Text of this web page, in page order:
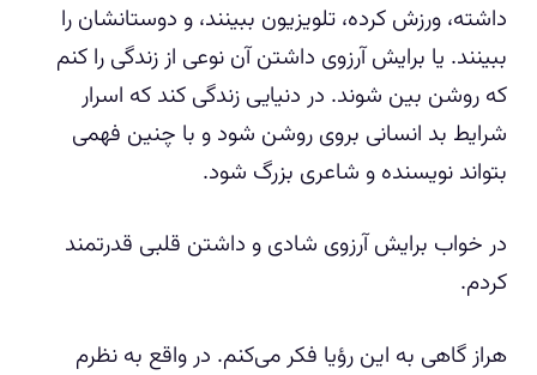
داشته، ورزش کرده، تلویزیون ببینند، و دوستانشان را
ببینند. یا برایش آرزوی داشتن آن نوعی از زندگی را کنم
که روشن بین شوند. در دنیایی زندگی کند که اسرار
شرایط بد انسانی بروی روشن شود و با چنین فهمی
بتواند نویسنده و شاعری بزرگ شود.
در خواب برایش آرزوی شادی و داشتن قلبی قدرتمند
کردم.
هراز گاهی به این رؤیا فکر می‌کنم. در واقع به نظرم